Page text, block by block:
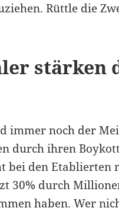
Rüttle die
stärken
immer noch der
durch ihren
bei den Etablierten
30% durch
haben. Wer